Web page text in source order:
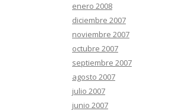
enero 2008
diciembre 2007
noviembre 2007
octubre 2007
septiembre 2007
agosto 2007
julio 2007
junio 2007